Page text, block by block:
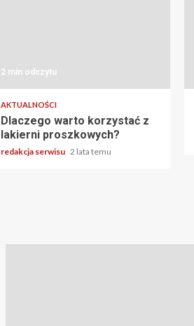
2 min odczytu
AKTUALNOŚCI
Dlaczego warto korzystać z
lakierni proszkowych?
redakcja serwisu 2 lata temu